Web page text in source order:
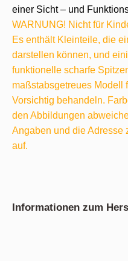
einer Sicht – und
WARNUNG! Nicht für
Es enthält Kleinteile, die
darstellen können, und
funktionelle scharfe
maßstabsgetreues Modell
Vorsichtig behandeln.
den Abbildungen
Angaben und die Adresse
auf.
Informationen zum